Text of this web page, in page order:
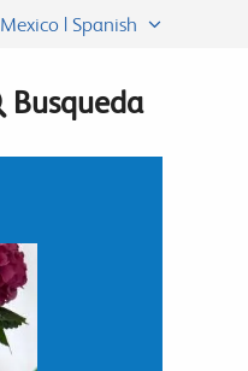
Mexico | Spanish
Busqueda